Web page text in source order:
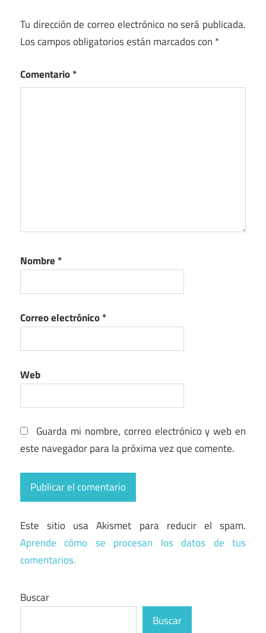
Tu dirección de correo electrónico no será publicada.
Los campos obligatorios están marcados con *
Comentario*
Nombre *
Correo electrónico*
Web
Guarda mi nombre, correo electrónico y web en
este navegador para la próxima vez que comente.
Este sitio usa Akismet para reducir el spam.
Aprende cómo se procesan los datos de tus
comentarios.
Buscar
Buscar